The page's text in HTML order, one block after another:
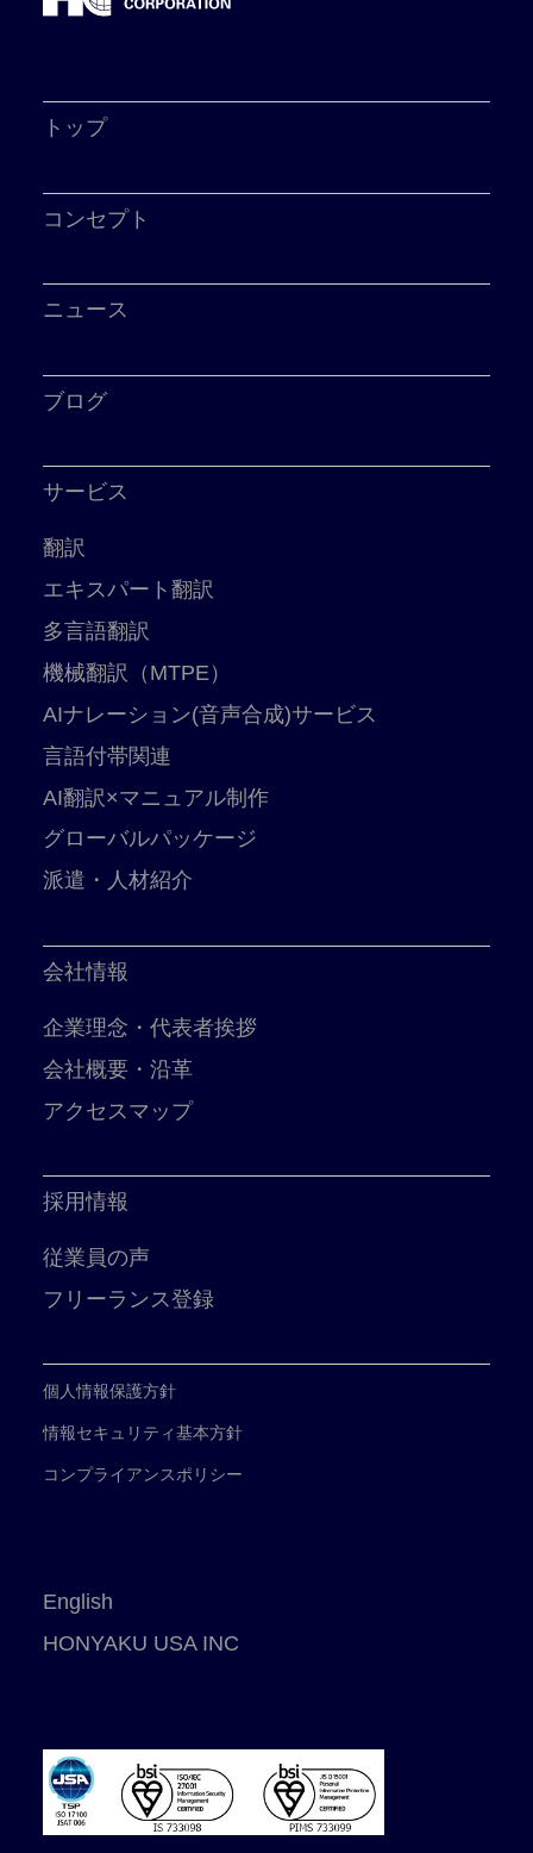
トップ
コンセプト
ニュース
ブログ
サービス
翻訳
エキスパート翻訳
多言語翻訳
機械翻訳（MTPE）
AIナレーション(音声合成)サービス
言語付帯関連
AI翻訳×マニュアル制作
グローバルパッケージ
派遣・人材紹介
会社情報
企業理念・代表者挨拶
会社概要・沿革
アクセスマップ
採用情報
従業員の声
フリーランス登録
個人情報保護方針
情報セキュリティ基本方針
コンプライアンスポリシー
English
HONYAKU USA INC